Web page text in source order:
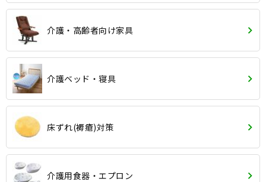
介護・高齢者向け家具
介護ベッド・寝具
床ずれ(褥瘡)対策
介護用食器・エプロン